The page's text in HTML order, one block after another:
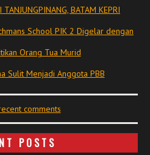
BATAM KEPRI
School PIK 2 Digelar dengan
Orang Tua Murid
Sulit Menjadi Anggota PBB
comments
POSTS